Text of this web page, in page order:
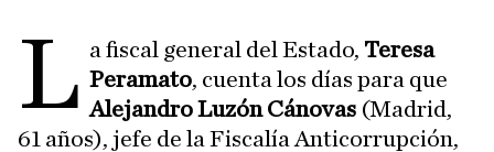
L a fiscal general del Estado, Teresa
Peramato, cuenta los días para que
Alejandro Luzón Cánovas (Madrid,
61 años), jefe de la Fiscalía Anticorrupción,